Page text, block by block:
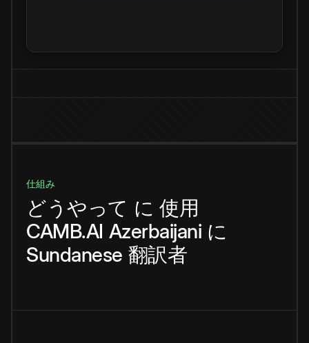
仕組み
どうやって に 使用
CAMB.AI Azerbaijani に
Sundanese 翻訳者